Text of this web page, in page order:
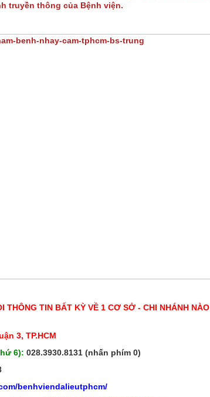
truyền thông của Bệnh viện.
THÔNG TIN BẤT KỲ VỀ 1 CƠ SỞ - CHI NHÁNH NÀO
3, TP.HCM
6): 028.3930.8131 (nhấn phím 0)
benhviendalieutphcm/